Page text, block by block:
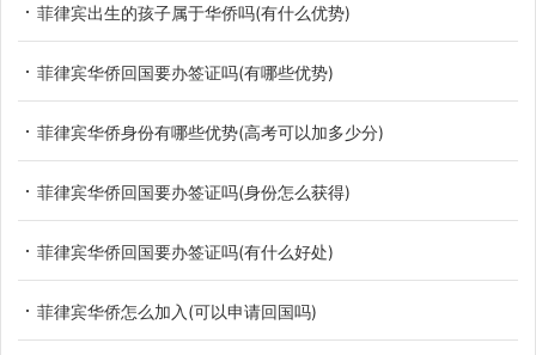
菲律宾出生的孩子属于华侨吗(有什么优势)
菲律宾华侨回国要办签证吗(有哪些优势)
菲律宾华侨身份有哪些优势(高考可以加多少分)
菲律宾华侨回国要办签证吗(身份怎么获得)
菲律宾华侨回国要办签证吗(有什么好处)
菲律宾华侨怎么加入(可以申请回国吗)